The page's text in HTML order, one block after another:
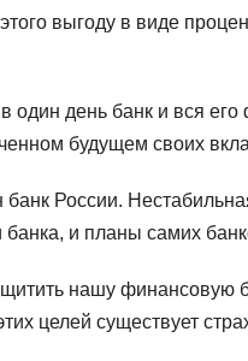
выгоду в виде
один день банк и вся
будущем своих
банк России.
и планы самих
нашу финансовую
целей существует